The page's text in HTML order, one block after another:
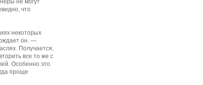
не могут
что
некоторых
он. —
Получается,
все то же с
Особенно это
проще